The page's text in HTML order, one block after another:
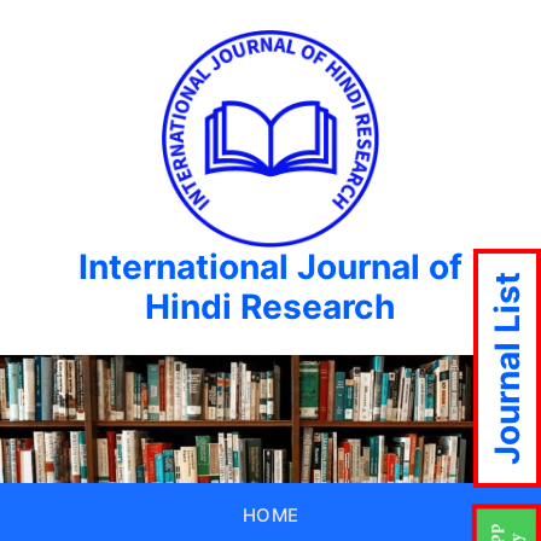
International Journal of
Hindi Research
HOME
Journal List